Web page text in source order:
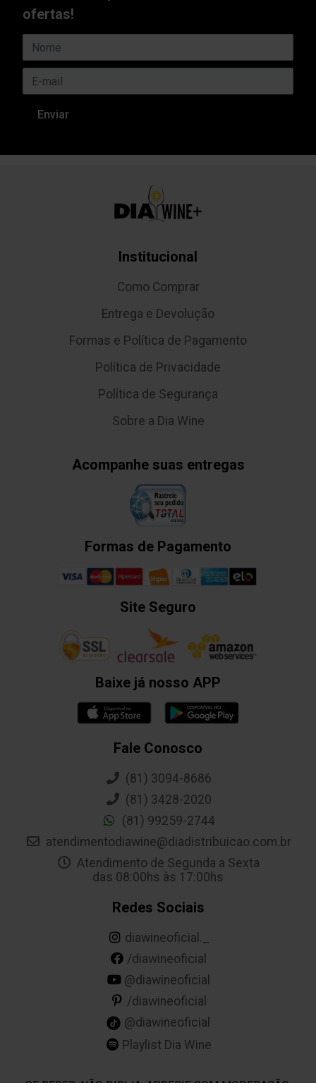
ofertas!
Institucional
Como Comprar
Entrega e Devolução
Formas e Política de Pagamento
Política de Privacidade
Política de Segurança
Sobre a Dia Wine
Acompanhe suas entregas
Formas de Pagamento
Site Seguro
Baixe já nosso APP
Fale Conosco
(81) 3094-8686
(81) 3428-2020
(81) 99259-2744
atendimentodiawine@diadistribuicao.com.br
Atendimento de Segunda a Sexta
das 08:00hs às 17:00hs
Redes Sociais
diawineoficial._
/diawineoficial
@diawineoficial
/diawineoficial
@diawineoficial
Playlist Dia Wine